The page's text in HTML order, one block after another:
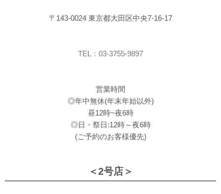
〒143-0024 東京都大田区中央7-16-17
TEL：03-3755-9897
営業時間
◎年中無休(年末年始以外)
昼12時~夜6時
◎日・祭日:12時～夜6時
(ご予約のお客様優先)
＜2号店＞